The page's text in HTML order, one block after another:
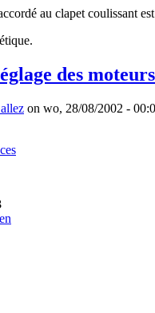
au clapet coulissant
des
on wo, 28/08/2002 -